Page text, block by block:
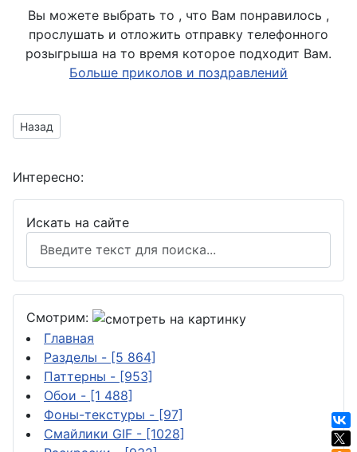
Вы можете выбрать то , что Вам понравилось ,
прослушать и отложить отправку телефонного
розыгрыша на то время которое подходит Вам.
Больше приколов и поздравлений
Предыдущий материал: бело - голубые полоски
Назад
Интересно:
Искать на сайте
Смотрим:
Главная
Разделы - [5 864]
Паттерны - [953]
Обои - [1 488]
Фоны-текстуры - [97]
Смайлики GIF - [1028]